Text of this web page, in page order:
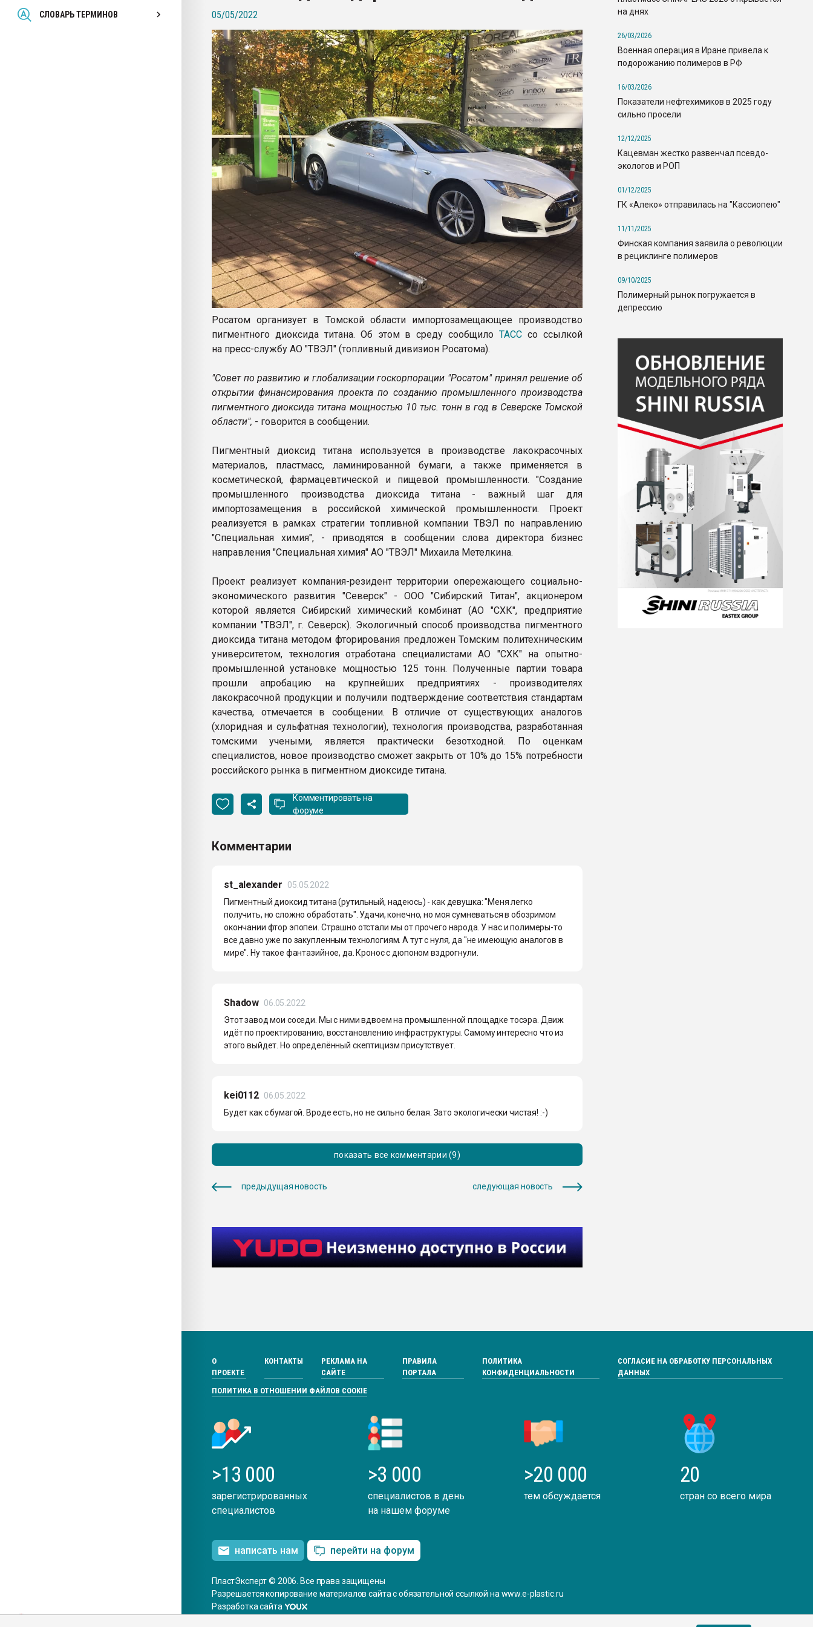
СЛОВАРЬ ТЕРМИНОВ
Всё, что касается выдува ПЭТ
бутылок
ПЕРЕЙТИ НА ФОРУМ
05/05/2022
Росатом организует в Томской области импортозамещающее производство
пигментного диоксида титана. Об этом в среду сообщилоТАСС со ссылкой
на пресс-службу АО "ТВЭЛ" (топливный дивизион Росатома).
"Совет по развитию и глобализации госкорпорации "Росатом" принял решение об
открытии финансирования проекта по созданию промышленного производства
пигментного диоксида титана мощностью 10 тыc. тонн в год в Северске Томской
области", - говорится в сообщении.
Пигментный диоксид титана используется в производстве лакокрасочных
материалов, пластмасс, ламинированной бумаги, а также применяется в
косметической, фармацевтической и пищевой промышленности. "Создание
промышленного производства диоксида титана - важный шаг для
импортозамещения в российской химической промышленности. Проект
реализуется в рамках стратегии топливной компании ТВЭЛ по направлению
"Специальная химия", - приводятся в сообщении слова директора бизнес
направления "Специальная химия" АО "ТВЭЛ" Михаила Метелкина.
Проект реализует компания-резидент территории опережающего социально-
экономического развития "Северск" - ООО "Сибирский Титан", акционером
которой является Сибирский химический комбинат (АО "СХК", предприятие
компании "ТВЭЛ", г. Северск). Экологичный способ производства пигментного
диоксида титана методом фторирования предложен Томским политехническим
университетом, технология отработана специалистами АО "СХК" на опытно-
промышленной установке мощностью 125 тонн. Полученные партии товара
прошли апробацию на крупнейших предприятиях - производителях
лакокрасочной продукции и получили подтверждение соответствия стандартам
качества, отмечается в сообщении. В отличие от существующих аналогов
(хлоридная и сульфатная технологии), технология производства, разработанная
томскими учеными, является практически безотходной. По оценкам
специалистов, новое производство сможет закрыть от 10% до 15% потребности
российского рынка в пигментном диоксиде титана.
Комментировать на
форуме
Комментарии
st_alexander
05.05.2022
Пигментный диоксид титана (рутильный, надеюсь) - как девушка: "Меня легко
получить, но сложно обработать". Удачи, конечно, но моя сумневаться в обозримом
окончании фтор эпопеи. Страшно отстали мы от прочего народа. У нас и полимеры-то
все давно уже по закупленным технологиям. А тут с нуля, да "не имеющую аналогов в
мире". Ну такое фантазийное, да. Кронос с дюпоном вздрогнули.
Shadow 06.05.2022
Этот завод мои соседи. Мы с ними вдвоем на промышленной площадке тосэра. Движ
идёт по проектированию, восстановлению инфраструктуры. Самому интересно что из
этого выйдет. Но определённый скептицизм присутствует.
kei0112 06.05.2022
Будет как с бумагой. Вроде есть, но не сильно белая. Зато экологически чистая! :-)
показать все комментарии (9)
предыдущая новость следующая новость
на днях
26/03/2026
Военная операция в Иране привела к
подорожанию полимеров в РФ
16/03/2026
Показатели нефтехимиков в 2025 году
сильно просели
12/12/2025
Кацевман жестко развенчал псевдо-
экологов и РОП
01/12/2025
ГК «Алеко» отправилась на "Кассиопею"
11/11/2025
Финская компания заявила о революции
в рециклинге полимеров
09/10/2025
Полимерный рынок погружается в
депрессию
О
ПРОЕКТЕ
КОНТАКТЫ
РЕКЛАМА НА
САЙТЕ
ПРАВИЛА
ПОРТАЛА
ПОЛИТИКА
КОНФИДЕНЦИАЛЬНОСТИ
СОГЛАСИЕ НА ОБРАБОТКУ ПЕРСОНАЛЬНЫХ
ДАННЫХ
ПОЛИТИКА В ОТНОШЕНИИ ФАЙЛОВ COOKIE
>13 000
зарегистрированных
специалистов
>3 000
специалистов в день
на нашем форуме
>20 000
тем обсуждается
20
стран со всего мира
написать нам перейти на форум
ПластЭксперт © 2006. Все права защищены
Разрешается копирование материалов сайта с обязательной ссылкой на www.e-plastic.ru
Разработка сайта